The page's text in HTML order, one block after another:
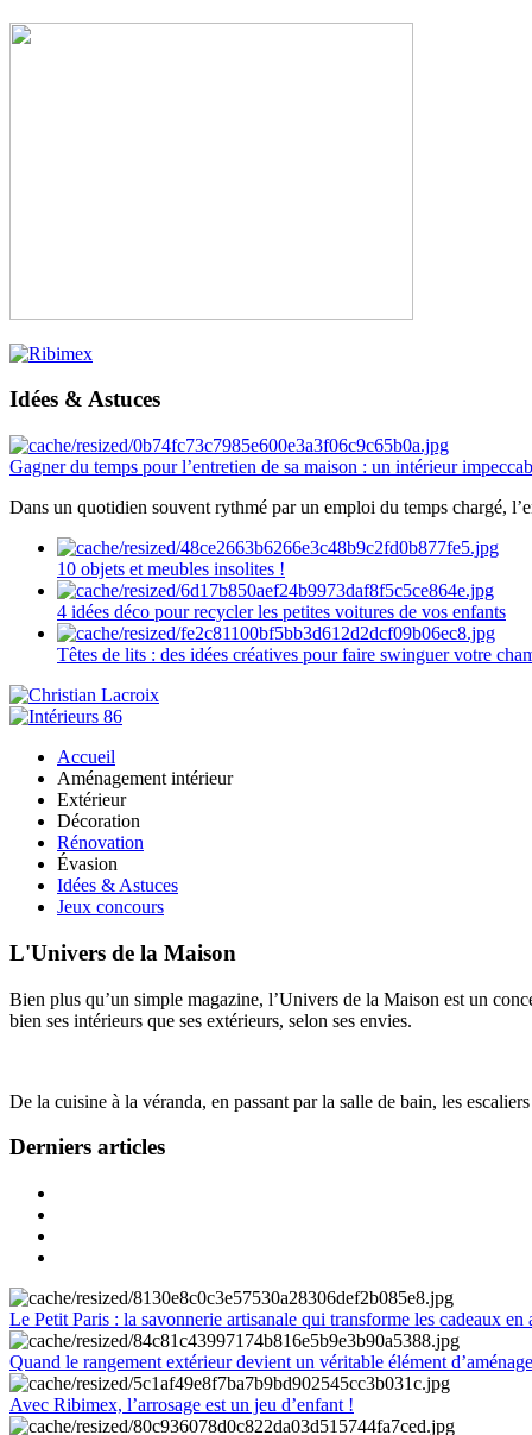
Idées & Astuces
Gagner du temps pour l’entretien de sa maison : un intérieur
Dans un quotidien souvent rythmé par un emploi du temps chargé,
10 objets et meubles insolites !
4 idées déco pour recycler les petites voitures de vos enfants
Têtes de lits : des idées créatives pour faire swinguer votre
Accueil
Aménagement intérieur
Extérieur
Décoration
Rénovation
Évasion
Idées & Astuces
Jeux concours
L'Univers de la Maison
Bien plus qu’un simple magazine, l’Univers de la Maison est un
bien ses intérieurs que ses extérieurs, selon ses envies.
De la cuisine à la véranda, en passant par la salle de bain, les
Derniers articles
Le Petit Paris : la savonnerie artisanale qui transforme les cadeaux en
Quand le rangement extérieur devient un véritable élément
Avec Ribimex, l’arrosage est un jeu d’enfant !